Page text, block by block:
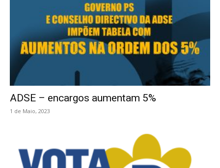
ADSE – encargos aumentam 5%
1 de Maio, 2023